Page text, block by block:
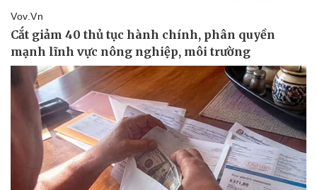
Pháp luật
Vụ án
Tin nóng
Tư vấn luật
Quân sự - Quốc phòng
Vũ khí
Việt Nam
Phân tích